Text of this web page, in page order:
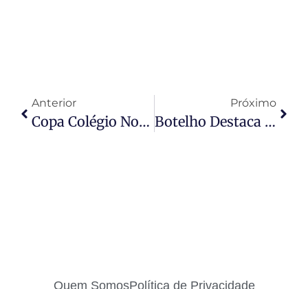
Anterior
Copa Colégio Nova Geração Reúne Atletas E Define Classificados Para Os Jogos Escolares
Próximo
Botelho Destaca Investimentos Para O Campo Em Encontro De Produtores Rurais De Poconé
Quem SomosPolítica de Privacidade